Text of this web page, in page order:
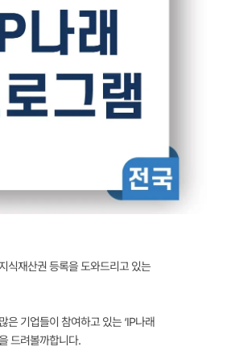
식재산권 등록을 도와드리고 있는
은 기업들이 참여하고 있는 ‘IP나래
드려볼까합니다.